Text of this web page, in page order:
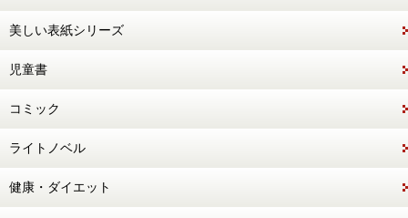
美しい表紙シリーズ
児童書
コミック
ライトノベル
健康・ダイエット